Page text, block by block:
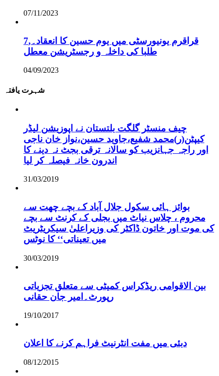
07/11/2023
قراقرم یونیورسٹی میں یوم حسین کا انعقاد۔,7
طلبا کی داخلہ و رجسٹریشن معطل
04/09/2023
شہرت یافتہ
چیف منسٹر گلگت بلتستان نے اپوزیشن لیڈر
کیپٹن(ر)محمد شفیع،جاوید حسین،نواز خان ناجی
اور راجہ جہانزیب کو سالانہ ترقی بجٹ نہ دینے کا
اندرون خانہ فیصلہ کر لیا
31/03/2019
بوائز ہائی سکول جلال آباد کے بچے چھت سے
محروم ، چلاس نیاٹ میں بجلی کے کرنٹ سے بچے
کی موت اور خاتون ڈاکٹر کی وزیراعلیٰ سیکریٹریٹ
میں تعیناتی‘‘ کا نوٹس
30/03/2019
بین الاقوامی ریڈکراس کمیٹی سے متعلق تجزیاتی
رپورٹ۔امیر جان حقانی
19/10/2017
دبئی میں مفت انٹرنیٹ فراہم کرنے کا اعلان
08/12/2015